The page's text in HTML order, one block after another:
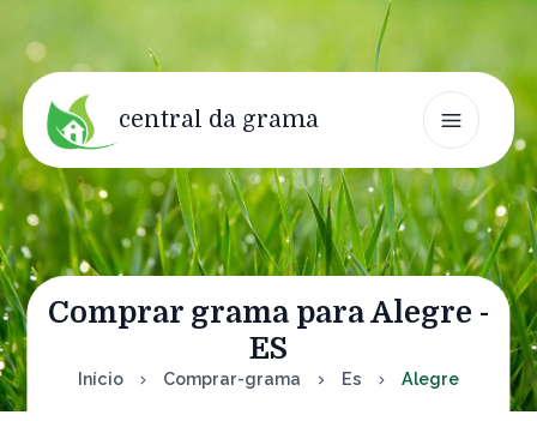
central da grama
Comprar grama para Alegre -
ES
Início Comprar-grama Es Alegre